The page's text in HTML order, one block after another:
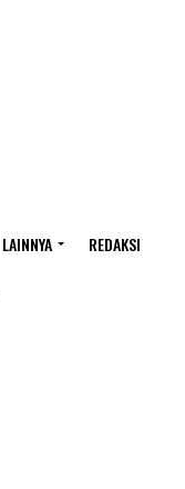
LAINNYA REDAKSI